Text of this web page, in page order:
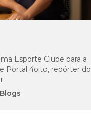
Esporte Clube para a
Portal 4oito, repórter do